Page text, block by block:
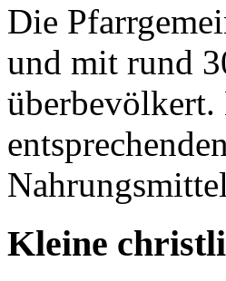
Die
und mit rund
Kleine